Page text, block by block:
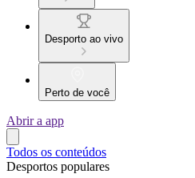
Desporto ao vivo
Perto de você
Abrir a app
Todos os conteúdos
Desportos populares